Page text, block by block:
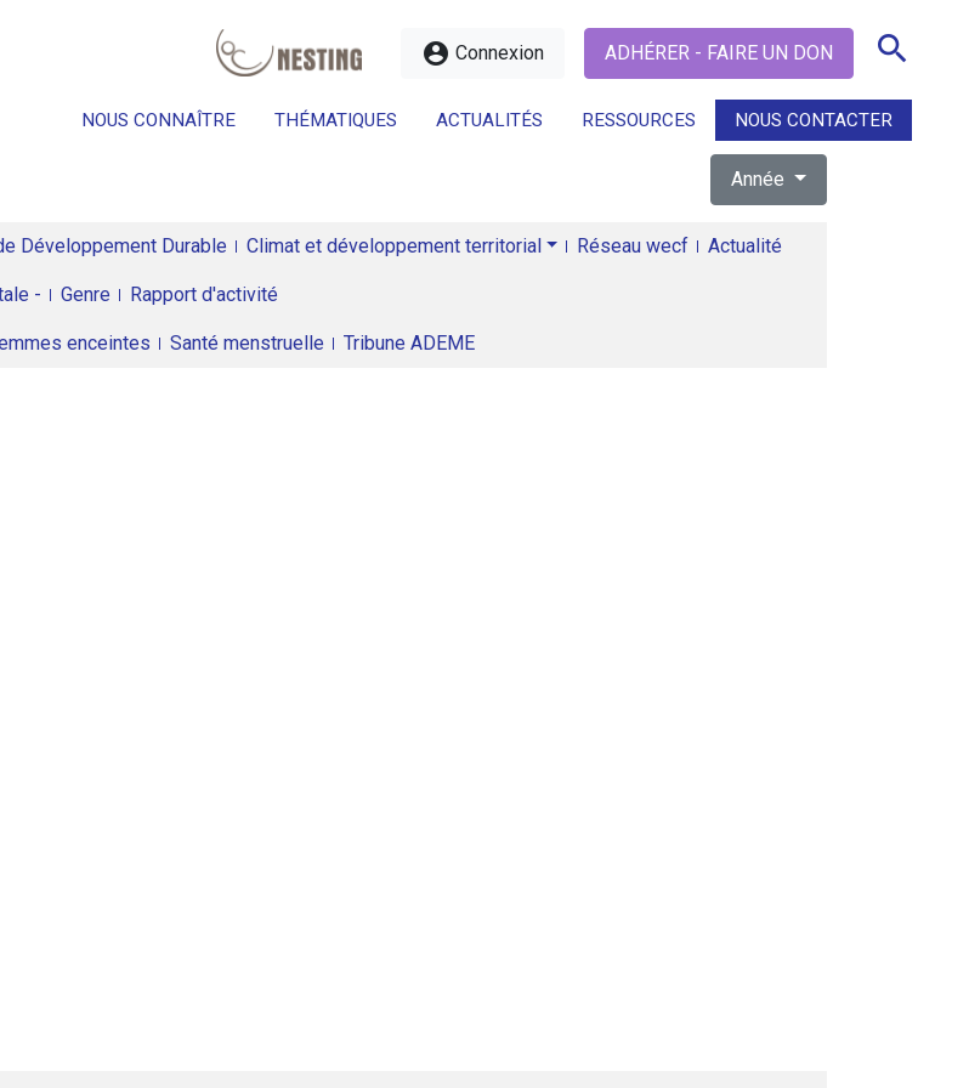
account_circle Connexion ADHÉRER - FAIRE UN DON search
NOUS CONNAÎTRE THÉMATIQUES ACTUALITÉS RESSOURCES NOUS CONTACTER
search
Année
Développement Durable Climat et développement territorial Réseau wecf Actualité
- Genre Rapport d'activité
enceintes Santé menstruelle Tribune ADEME